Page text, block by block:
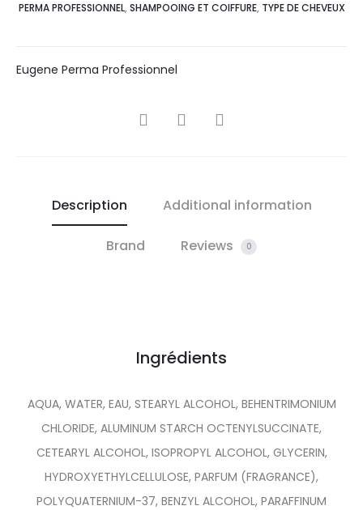
PERMA PROFESSIONNEL, SHAMPOOING ET COIFFURE, TYPE DE CHEVEUX
Eugene Perma Professionnel
SHARE
Description Additional information
Brand Reviews 0
Ingrédients
AQUA, WATER, EAU, STEARYL ALCOHOL, BEHENTRIMONIUM
CHLORIDE, ALUMINUM STARCH OCTENYLSUCCINATE,
CETEARYL ALCOHOL, ISOPROPYL ALCOHOL, GLYCERIN,
HYDROXYETHYLCELLULOSE, PARFUM (FRAGRANCE),
POLYQUATERNIUM-37, BENZYL ALCOHOL, PARAFFINUM